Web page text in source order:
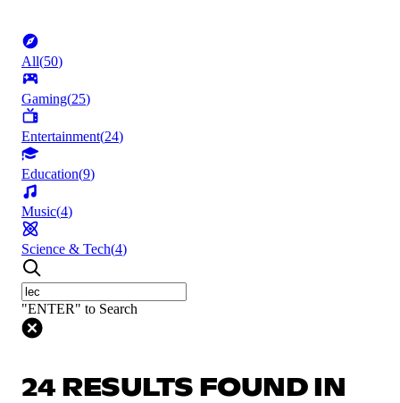
All(50)
Gaming(25)
Entertainment(24)
Education(9)
Music(4)
Science & Tech(4)
"ENTER" to Search
24 RESULTS FOUND IN